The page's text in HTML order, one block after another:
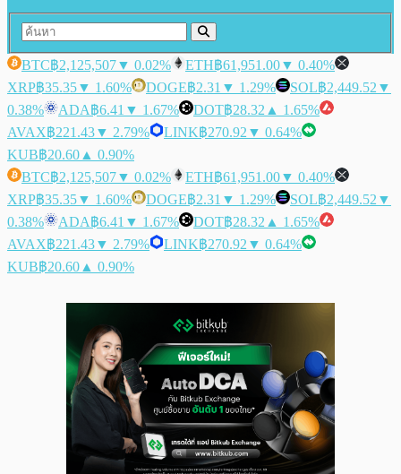
BTC฿2,125,507▼ 0.02% ETH฿61,951.00▼ 0.40%
XRP฿35.35▼ 1.60% DOGE฿2.31 ▼ 1.29% SOL฿2,449.52 ▼
0.38%
ADA฿6.41 ▼ 1.67% DOT฿28.32 ▲ 1.65%
AVAX฿221.43▼ 2.79% LINK฿270.92 ▼ 0.64%
KUB฿20.60 ▲ 0.90%
BTC฿2,125,507▼ 0.02% ETH฿61,951.00▼ 0.40%
XRP฿35.35▼ 1.60% DOGE฿2.31 ▼ 1.29% SOL฿2,449.52 ▼
0.38%
ADA฿6.41 ▼ 1.67% DOT฿28.32 ▲ 1.65%
AVAX฿221.43▼ 2.79% LINK฿270.92 ▼ 0.64%
KUB฿20.60 ▲ 0.90%